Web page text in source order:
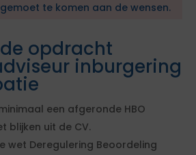
te komen aan de wensen.
opdracht
inburgering
een afgeronde HBO
blijken uit de CV.
wet Deregulering Beoordeling